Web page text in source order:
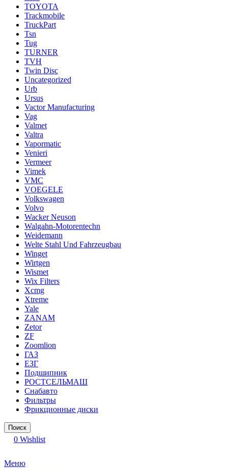
TOYOTA
Trackmobile
TruckPart
Tsn
Tug
TURNER
TVH
Twin Disc
Uncategorized
Urb
Ursus
Vactor Manufacturing
Vag
Valmet
Valtra
Vapormatic
Venieri
Vermeer
Vimek
VMC
VOEGELE
Volkswagen
Volvo
Wacker Neuson
Walgahn-Motorentechn
Weidemann
Welte Stahl Und Fahrzeugbau
Winget
Wirtgen
Wismet
Wix Filters
Xcmg
Xtreme
Yale
ZANAM
Zetor
ZF
Zoomlion
ГАЗ
ЕЗГ
Подшипник
РОСТСЕЛЬМАШ
Снабавто
Фильтры
Фрикционные диски
Поиск
0 Wishlist
Меню